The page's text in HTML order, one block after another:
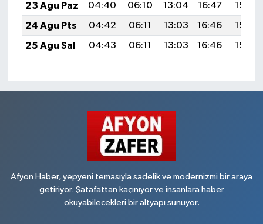
23 Ağu Paz
04:40 06:10 13:04 16:47
19:48
24 Ağu Pts
04:42 06:11 13:03 16:46
19:46
25 Ağu Sal
04:43 06:11 13:03 16:46 19:45
Afyon Haber, yepyeni temasıyla sadelik ve modernizmi bir araya
getiriyor. Şatafattan kaçınıyor ve insanlara haber
okuyabilecekleri bir altyapı sunuyor.